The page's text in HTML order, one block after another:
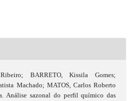
BARRETO, Kissila Gomes;
Machado; MATOS, Carlos Roberto
Análise sazonal do perfil químico das